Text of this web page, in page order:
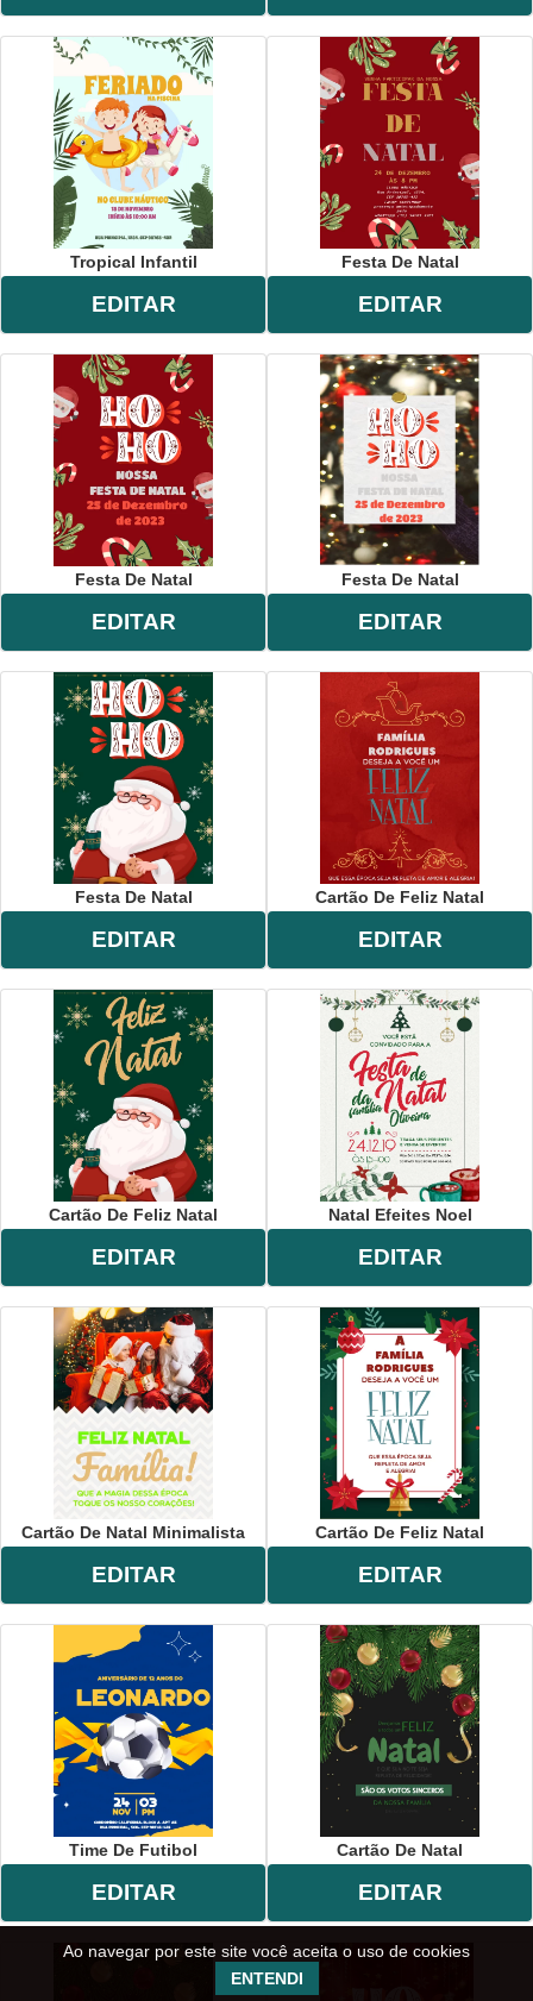
Tropical Infantil
EDITAR
Festa De Natal
EDITAR
Festa De Natal
EDITAR
Festa De Natal
EDITAR
Festa De Natal
EDITAR
Cartão De Feliz Natal
EDITAR
Cartão De Feliz Natal
EDITAR
Natal Efeites Noel
EDITAR
Cartão De Natal Minimalista
EDITAR
Cartão De Feliz Natal
EDITAR
Time De Futibol
EDITAR
Cartão De Natal
EDITAR
Ao navegar por este site você aceita o uso de cookies
ENTENDI